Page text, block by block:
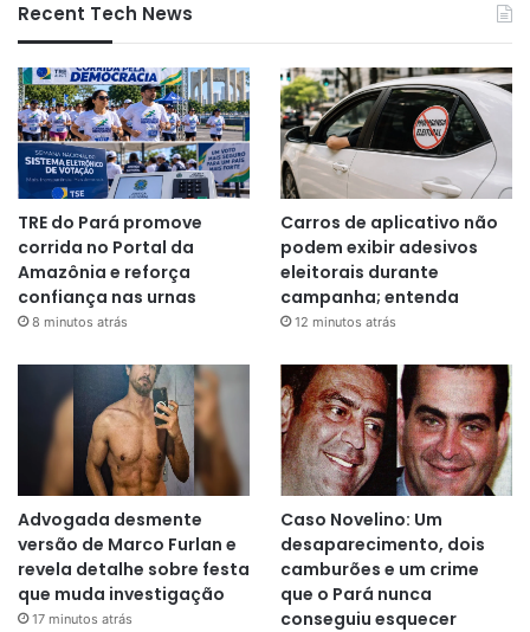
Recent Tech News
TRE do Pará promove
corrida no Portal da
Amazônia e reforça
confiança nas urnas
8 minutos atrás
Carros de aplicativo não
podem exibir adesivos
eleitorais durante
campanha; entenda
12 minutos atrás
Advogada desmente
versão de Marco Furlan e
revela detalhe sobre festa
que muda investigação
17 minutos atrás
Caso Novelino: Um
desaparecimento, dois
camburões e um crime
que o Pará nunca
conseguiu esquecer